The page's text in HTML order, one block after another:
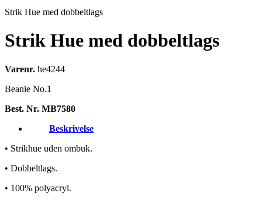
Strik Hue med dobbeltlags
Strik Hue med dobbeltlags
Varenr. he4244
Beanie No.1
Best. Nr. MB7580
Beskrivelse
• Strikhue uden ombuk.
• Dobbeltlags.
• 100% polyacryl.